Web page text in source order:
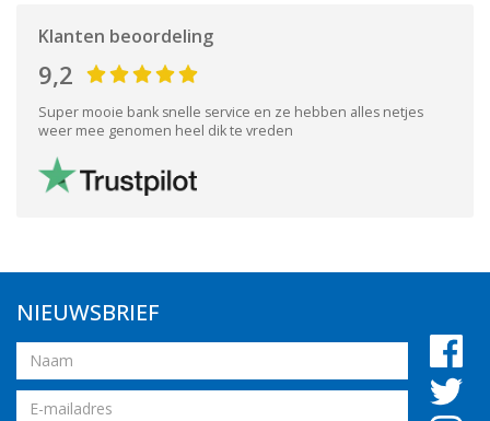
Klanten beoordeling
9,2
Super mooie bank snelle service en ze hebben alles netjes
weer mee genomen heel dik te vreden
NIEUWSBRIEF
Naam
Email